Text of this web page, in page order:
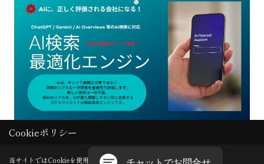
Copyright (c) GODDESS CREATE. All Rights Reserved.
Cookieポリシー
当サイトではCookieを使用します。